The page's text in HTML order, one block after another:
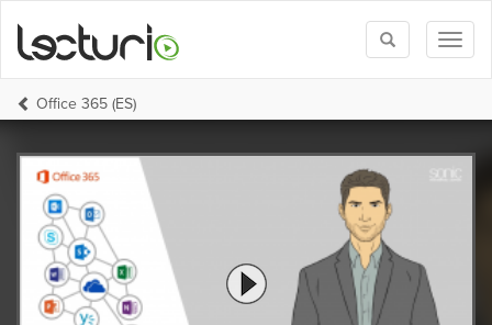
Toggle
search
Office 365 (ES)